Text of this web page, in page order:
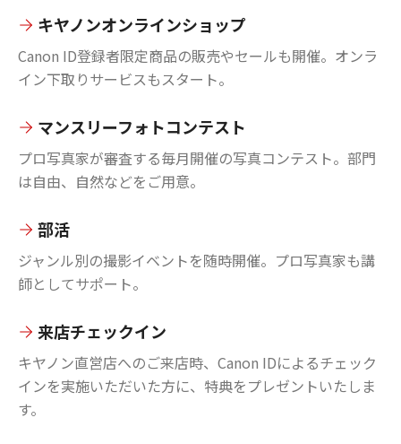
キヤノンオンラインショップ
Canon ID登録者限定商品の販売やセールも開催。オンラ
イン下取りサービスもスタート。
マンスリーフォトコンテスト
プロ写真家が審査する毎月開催の写真コンテスト。部門
は自由、自然などをご用意。
部活
ジャンル別の撮影イベントを随時開催。プロ写真家も講
師としてサポート。
来店チェックイン
キヤノン直営店へのご来店時、Canon IDによるチェック
インを実施いただいた方に、特典をプレゼントいたしま
す。